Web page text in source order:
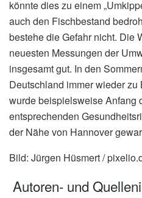
könnte dies zu einem
auch den Fischbestand
bestehe die Gefahr nicht. Die
neuesten Messungen der
insgesamt gut. In den
Deutschland immer wieder
wurde beispielsweise Anfang
entsprechenden
der Nähe von Hannover
Bild: Jürgen Hüsmert /
Autoren- und